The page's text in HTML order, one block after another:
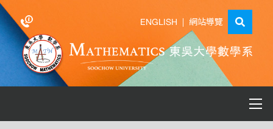
ENGLISH | 網站導覽